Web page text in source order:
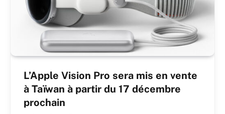
L’Apple Vision Pro sera mis en vente
à Taïwan à partir du 17 décembre
prochain